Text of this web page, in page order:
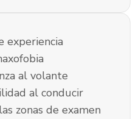
experiencia
al volante
al conducir
zonas de examen